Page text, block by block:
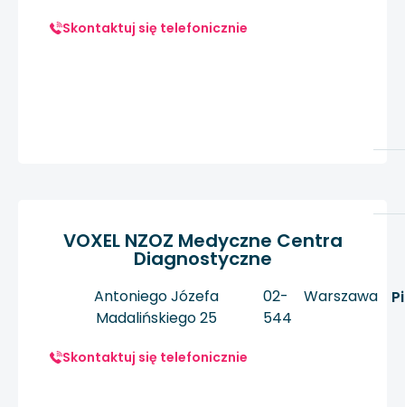
Skontaktuj się telefonicznie
VOXEL NZOZ Medyczne Centra
Diagnostyczne
Antoniego Józefa
Madalińskiego 25
02-
544
Warszawa
Skontaktuj się telefonicznie